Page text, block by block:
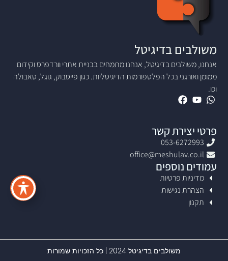
משולבים בדיגיטל
אנחנו, משולבים בדיגיטל, אנחנו מתמחים בבניית אתרי וורדפרס וקידום
ממומן ואורגני בכל הפלטפורמות הדיגיטליות. כגון פייסבוק, גוגל, טאבולה
וכו.
פרטי יצירת קשר
053-6272993
office@meshulav.co.il
עמודים נוספים
מדיניות פרטיות
הצהרת נגישות
תקנון
משולבים בדיגיטל 2024 | כל הזכויות שמורות